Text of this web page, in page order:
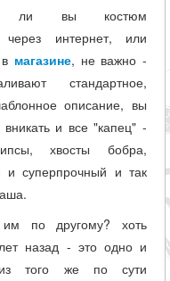
ли вы костюм
интернет, или
магазине, не важно -
стандартное,
описание, вы
и все "капец" -
хвосты бобра,
и суперпрочный и так
по другому? хоть
назад - это одно и
того же по сути